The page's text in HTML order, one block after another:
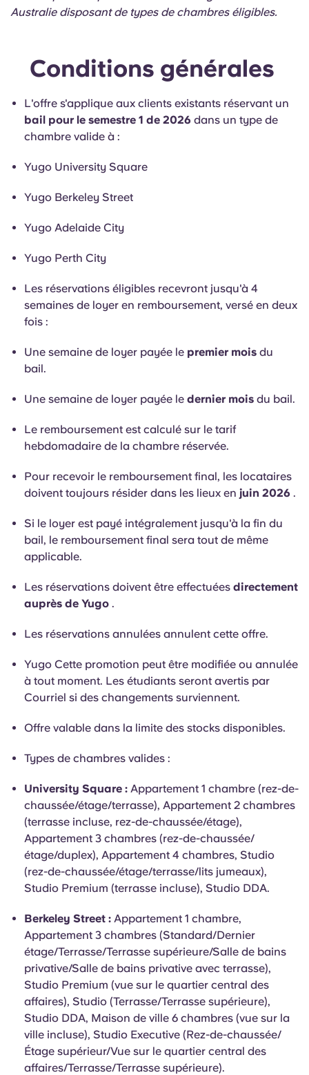
Australie disposant de types de chambres éligibles.
Conditions générales
L'offre s'applique aux clients existants réservant un
bail pour le semestre 1 de 2026 dans un type de
chambre valide à :
Yugo University Square
Yugo Berkeley Street
Yugo Adelaide City
Yugo Perth City
Les réservations éligibles recevront jusqu'à 4
semaines de loyer en remboursement, versé en deux
fois :
Une semaine de loyer payée le premier mois du
bail.
Une semaine de loyer payée le dernier mois du bail.
Le remboursement est calculé sur le tarif
hebdomadaire de la chambre réservée.
Pour recevoir le remboursement final, les locataires
doivent toujours résider dans les lieux en juin 2026 .
Si le loyer est payé intégralement jusqu'à la fin du
bail, le remboursement final sera tout de même
applicable.
Les réservations doivent être effectuées directement
auprès de Yugo .
Les réservations annulées annulent cette offre.
Yugo Cette promotion peut être modifiée ou annulée
à tout moment. Les étudiants seront avertis par
Courriel si des changements surviennent.
Offre valable dans la limite des stocks disponibles.
Types de chambres valides :
University Square : Appartement 1 chambre (rez-de-
chaussée/étage/terrasse), Appartement 2 chambres
(terrasse incluse, rez-de-chaussée/étage),
Appartement 3 chambres (rez-de-chaussée/
étage/duplex), Appartement 4 chambres, Studio
(rez-de-chaussée/étage/terrasse/lits jumeaux),
Studio Premium (terrasse incluse), Studio DDA.
Berkeley Street : Appartement 1 chambre,
Appartement 3 chambres (Standard/Dernier
étage/Terrasse/Terrasse supérieure/Salle de bains
privative/Salle de bains privative avec terrasse),
Studio Premium (vue sur le quartier central des
affaires), Studio (Terrasse/Terrasse supérieure),
Studio DDA, Maison de ville 6 chambres (vue sur la
ville incluse), Studio Executive (Rez-de-chaussée/
Étage supérieur/Vue sur le quartier central des
affaires/Terrasse/Terrasse supérieure).